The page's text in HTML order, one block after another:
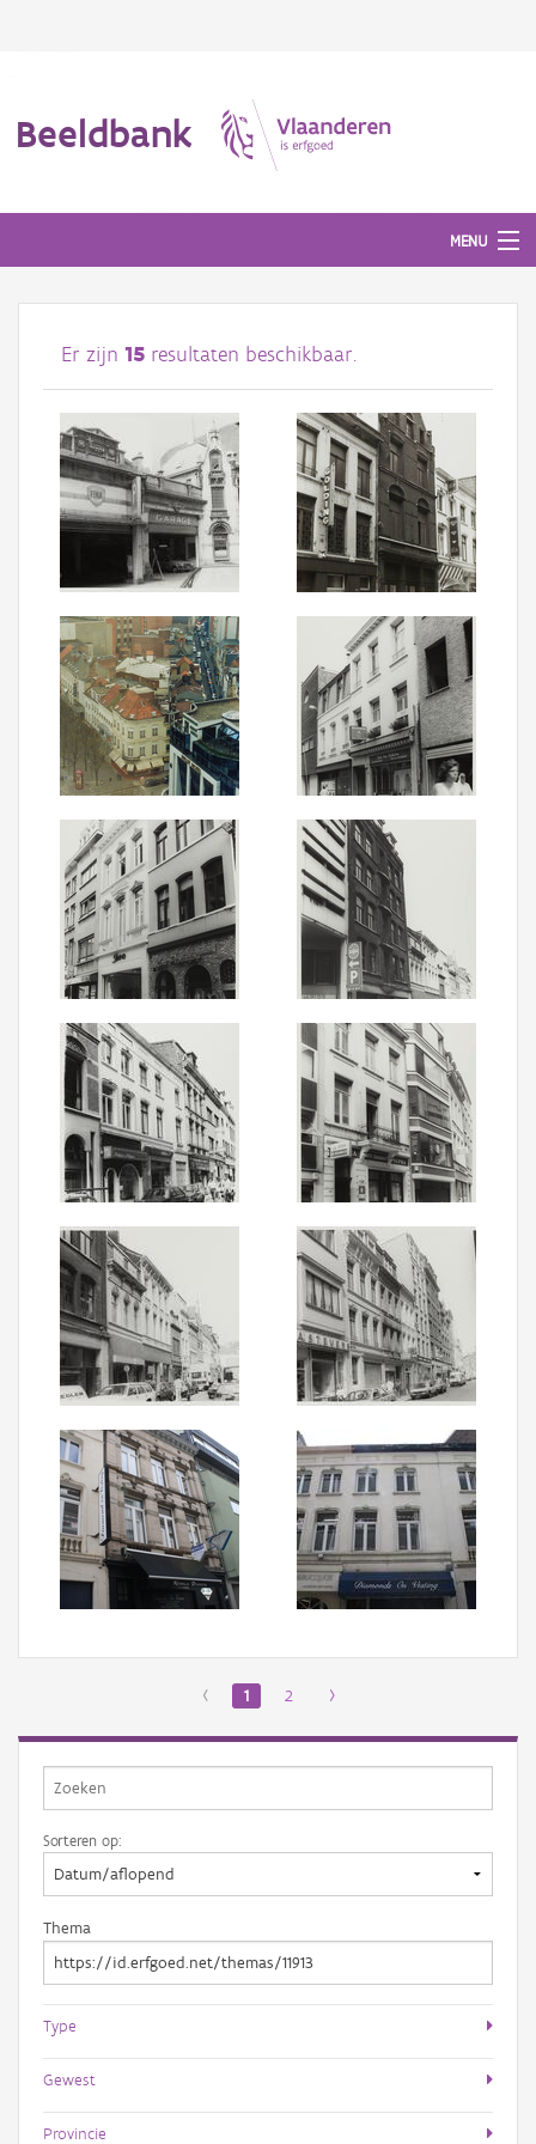
Beeldbank
MENU
Afbeeldingen
#BeeldIndeKijker
Hergebruik
Over ons
Er zijn 15 resultaten beschikbaar.
‹ 1 2 ›
Sorteren op:
Thema
Type
Gewest
Provincie